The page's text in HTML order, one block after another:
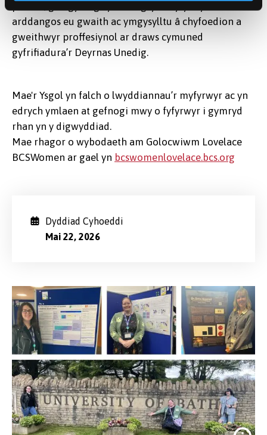
arddangos eu gwaith ac ymgysylltu â chyfoedion a
gweithwyr proffesiynol ar draws cymuned
gyfrifiadura’r Deyrnas Unedig.
Mae'r Ysgol yn falch o lwyddiannau’r myfyrwyr ac yn
edrych ymlaen at gefnogi mwy o fyfyrwyr i gymryd
rhan yn y digwyddiad.
Mae rhagor o wybodaeth am Golocwiwm Lovelace
BCSWomen ar gael yn bcswomenlovelace.bcs.org
Dyddiad Cyhoeddi
Mai 22, 2026